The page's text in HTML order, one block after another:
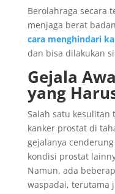
Berolahraga secara
menjaga berat
cara menghindari
dan bisa dilakukan
Gejala
yang
Salah satu kesulitan
kanker prostat di
gejalanya
kondisi prostat
Namun, ada
waspadai, terutama